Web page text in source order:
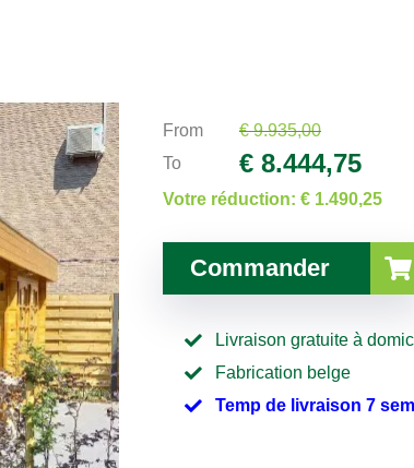
From
€ 9.935,00
To
€ 8.444,75
Votre réduction: € 1.490,25
Commander
Livraison gratuite à
Fabrication belge
Temp de livraison 7